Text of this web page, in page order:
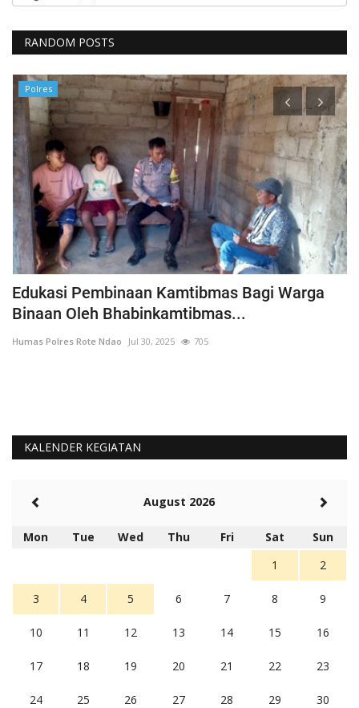
RANDOM POSTS
Polres
Edukasi Pembinaan Kamtibmas Bagi Warga
Binaan Oleh Bhabinkamtibmas...
Humas Polres Rote Ndao Jul 30, 2025 705
KALENDER KEGIATAN
August 2026
Mon Tue Wed Thu Fri Sat
Sun
1
2
3 4 5 6 7 8 9
10 11 12 13 14 15 16
17 18 19 20 21 22 23
24 25 26 27 28 29 30